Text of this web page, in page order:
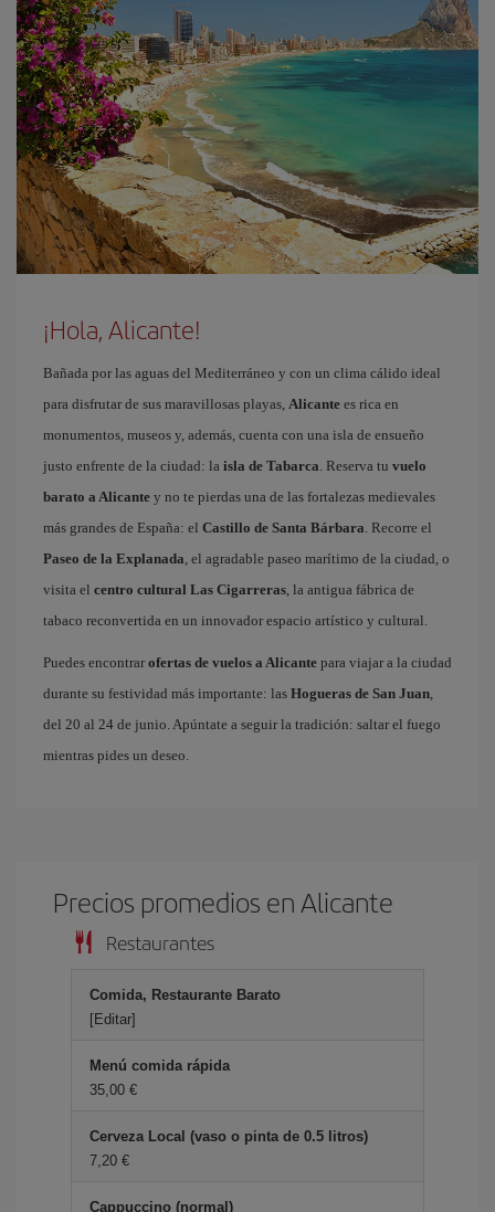
¡Hola, Alicante!
Bañada por las aguas del Mediterráneo y con un clima cálido ideal
para disfrutar de sus maravillosas playas, Alicante es rica en
monumentos, museos y, además, cuenta con una isla de ensueño
justo enfrente de la ciudad: la isla de Tabarca. Reserva tu vuelo
barato a Alicante y no te pierdas una de las fortalezas medievales
más grandes de España: el Castillo de Santa Bárbara. Recorre el
Paseo de la Explanada, el agradable paseo marítimo de la ciudad, o
visita el centro cultural Las Cigarreras, la antigua fábrica de
tabaco reconvertida en un innovador espacio artístico y cultural.
Puedes encontrar ofertas de vuelos a Alicante para viajar a la ciudad
durante su festividad más importante: las Hogueras de San Juan,
del 20 al 24 de junio. Apúntate a seguir la tradición: saltar el fuego
mientras pides un deseo.
Precios promedios en Alicante
Restaurantes
Comida, Restaurante Barato
[Editar]
Menú comida rápida
35,00 €
Cerveza Local (vaso o pinta de 0.5 litros)
7,20 €
Cappuccino (normal)